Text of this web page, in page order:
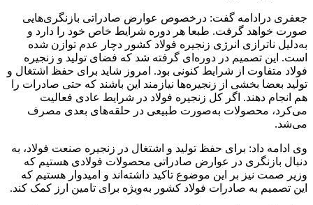
جعفری درادامه گفت: درخصوص عوارض صادراتی بازنگری‌هایی
صورت خواهد گرفت. طبعا هر دوره شرایط خاص خود را دارد و
به‌دلیل ناترازی انرژی زنجیره فولاد کشور دچار عدم توازن شده
است. این تصمیم در دوره‌ای گرفته شد که فضای تولید و زنجیره
فولاد متفاوت از شرایط کنونی بود. امروز شاید برای حفظ اشتغال و
تولید بعضا بخشی از زنجیره‌ها نیازمند این باشند که حتی صادرات را
هم انجام دهند. اگر کل زنجیره فولاد در شرایط عادی فعالیت
می‌کرد، محصولات به‌صورت طبیعی در حلقه‌های بعدی مصرف
می‌شد.
وی ادامه داد: برای حفظ تولید و اشتغال در زنجیره صنعت فولاد، به
دنبال بازنگری در عوارض صادراتی محصولات فولادی هستیم که
وزیر صمت نیز بر این موضوع تاکید داشته‌اند و امیدوار هستیم که
این تصمیم به صادرات فولاد کشور به‌ویژه برای تامین ارز کمک کند.